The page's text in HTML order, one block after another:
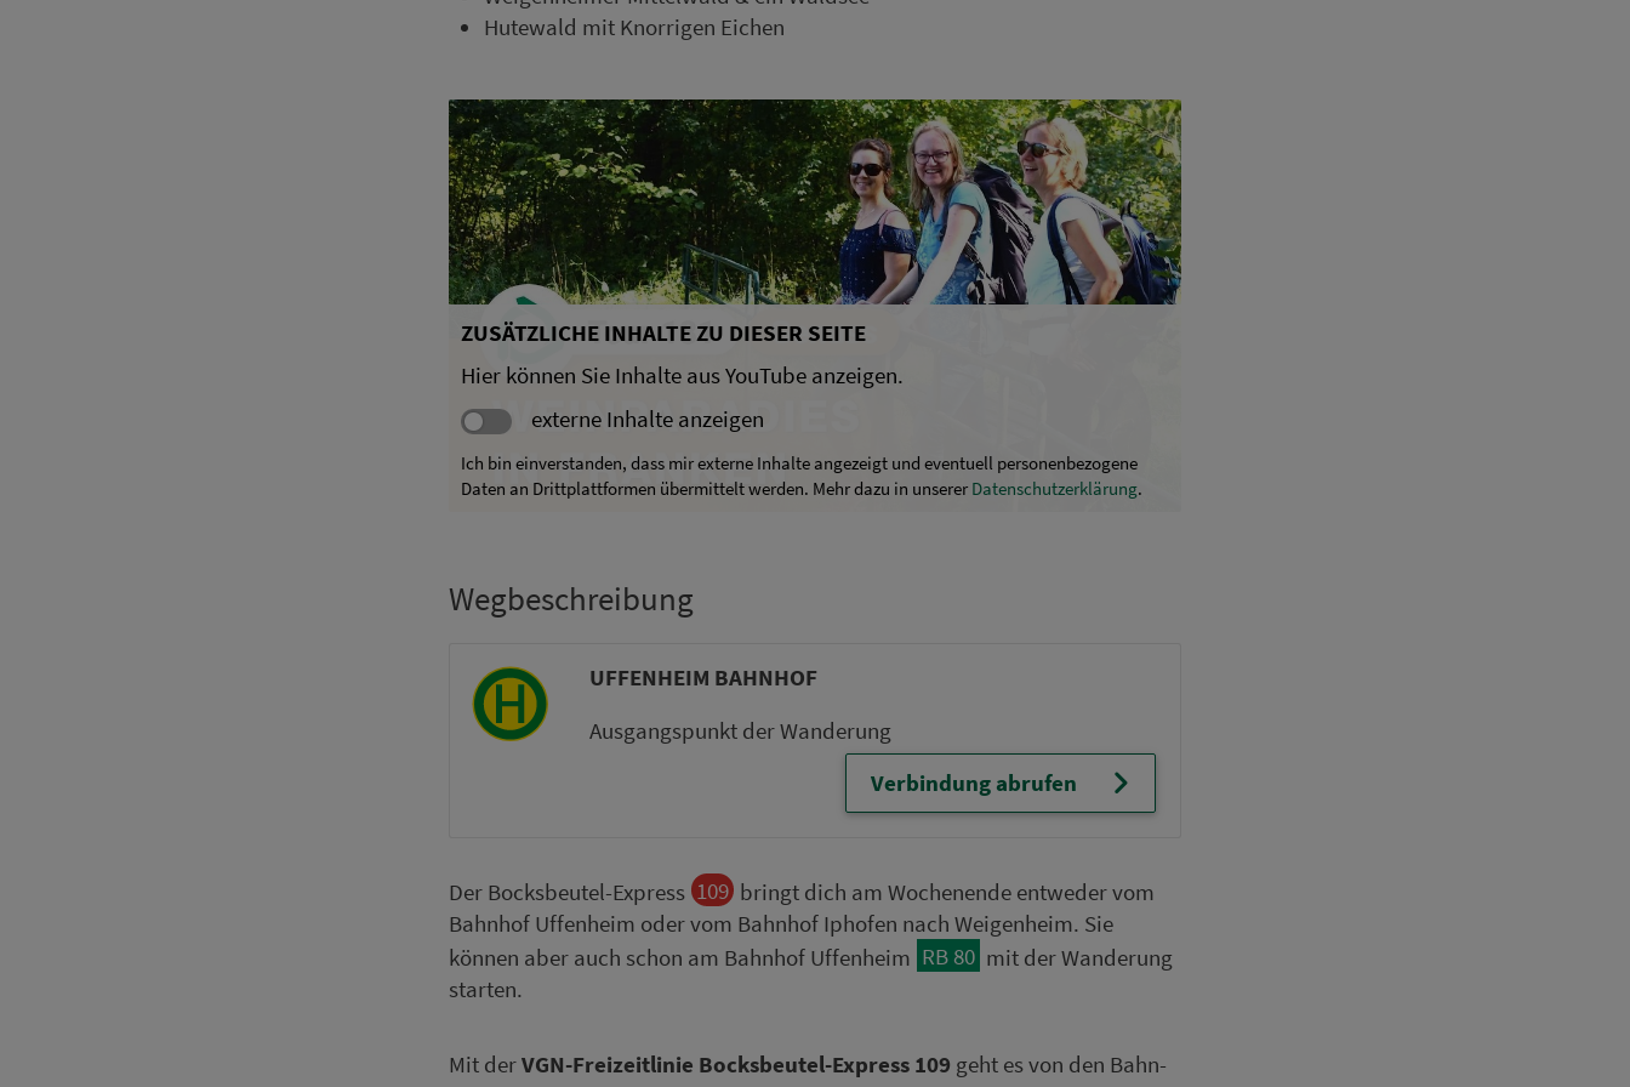
Hutewald mit Knorrigen Eichen
ZUSÄTZLICHE INHALTE ZU DIESER SEITE
Hier können Sie Inhalte aus YouTube anzeigen.
externe Inhalte anzeigen
Ich bin einverstanden, dass mir externe Inhalte angezeigt und eventuell personenbezogene
Daten an Drittplattformen übermittelt werden. Mehr dazu in unserer Datenschutzerklärung.
Weg­be­schrei­bung
UFFENHEIM BAHN­HOF
Aus­gangs­punkt der Wan­de­rung
Verbindung abrufen
Der Bocksbeutel-Express 109 bringt dich am Wo­chen­en­de entweder vom
Bahn­hof Uffenheim oder vom Bahn­hof Iphofen nach Weigenheim. Sie
können aber auch schon am Bahn­hof Uffenheim RB 80 mit der Wan­de­rung
starten.
Mit derVGN-Frei­zeit­li­ni­e Bocksbeutel-Express 109 geht es von den Bahn­